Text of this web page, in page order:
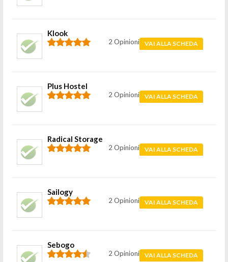
Klook
2 Opinioni VAI ALLA SCHEDA
Plus Hostel
2 Opinioni VAI ALLA SCHEDA
Radical Storage
2 Opinioni VAI ALLA SCHEDA
Sailogy
2 Opinioni VAI ALLA SCHEDA
Sebogo
2 Opinioni VAI ALLA SCHEDA